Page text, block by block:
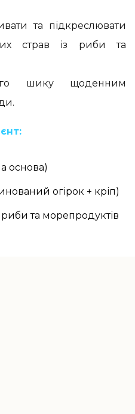
та підкреслювати
страв із риби та
шику щоденним
основа)
огірок + кріп)
та морепродуктів